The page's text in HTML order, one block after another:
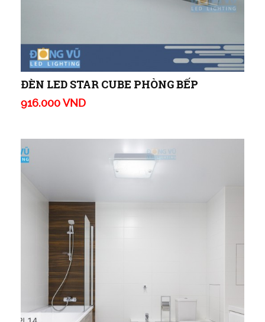
ĐÈN LED STAR CUBE PHÒNG BẾP
916.000 VND